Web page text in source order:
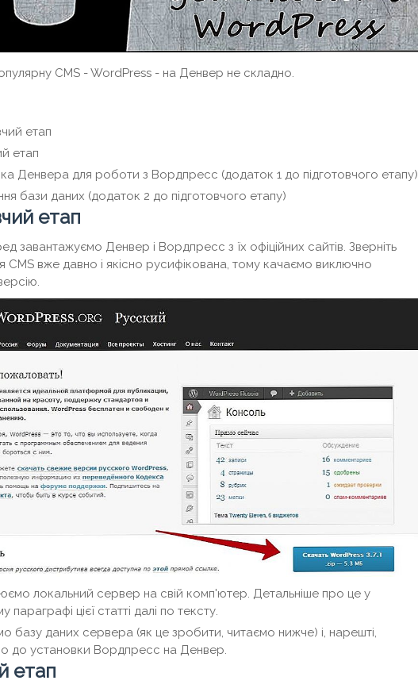
CMS - WordPress - на Денвер не складно.
етап
етап
Денвера для роботи з Вордпресс (додаток 1 до підготовчого етапу)
бази даних (додаток 2 до підготовчого етапу)
етап
завантажуємо Денвер і Вордпресс з їх офіційних сайтів. Зверніть
CMS вже давно і якісно русифікована, тому качаємо виключно
локальний сервер на свій комп'ютер. Детальніше про це у
параграфі цієї статті далі по тексту.
базу даних сервера (як це зробити, читаємо нижче) і, нарешті,
до установки Вордпресс на Денвер.
етап